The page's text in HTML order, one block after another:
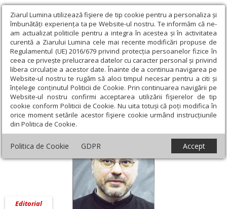
Ziarul Lumina utilizează fişiere de tip cookie pentru a personaliza și
îmbunătăți experiența ta pe Website-ul nostru. Te informăm că ne-
am actualizat politicile pentru a integra în acestea și în activitatea
curentă a Ziarului Lumina cele mai recente modificări propuse de
Regulamentul (UE) 2016/679 privind protecția persoanelor fizice în
ceea ce privește prelucrarea datelor cu caracter personal și privind
libera circulație a acestor date. Înainte de a continua navigarea pe
Website-ul nostru te rugăm să aloci timpul necesar pentru a citi și
înțelege conținutul Politicii de Cookie. Prin continuarea navigării pe
Website-ul nostru confirmi acceptarea utilizării fişierelor de tip
cookie conform Politicii de Cookie. Nu uita totuși că poți modifica în
orice moment setările acestor fişiere cookie urmând instrucțiunile
din Politica de Cookie.
Politica de Cookie GDPR Accept
Ziarul Lumina › Opinii › Editorial › Dascălii noștri
Dascălii noștri
Editorial